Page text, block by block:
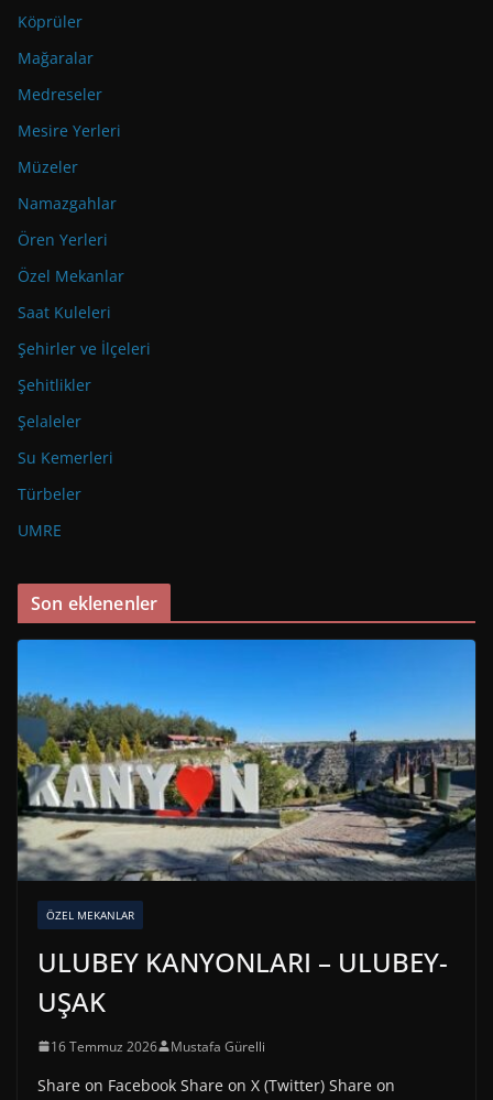
Köprüler
Mağaralar
Medreseler
Mesire Yerleri
Müzeler
Namazgahlar
Ören Yerleri
Özel Mekanlar
Saat Kuleleri
Şehirler ve İlçeleri
Şehitlikler
Şelaleler
Su Kemerleri
Türbeler
UMRE
Son eklenenler
ÖZEL MEKANLAR
ULUBEY KANYONLARI – ULUBEY-
UŞAK
16 Temmuz 2026 Mustafa Gürelli
Share on Facebook Share on X (Twitter) Share on